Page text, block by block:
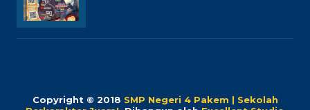
Copyright © 2018 SMP Negeri 4 Pakem | Sekolah